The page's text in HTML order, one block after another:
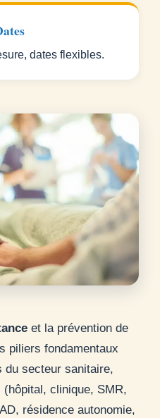
dates flexibles.
et la prévention de
piliers fondamentaux
du secteur sanitaire,
clinique, SMR,
résidence autonomie,